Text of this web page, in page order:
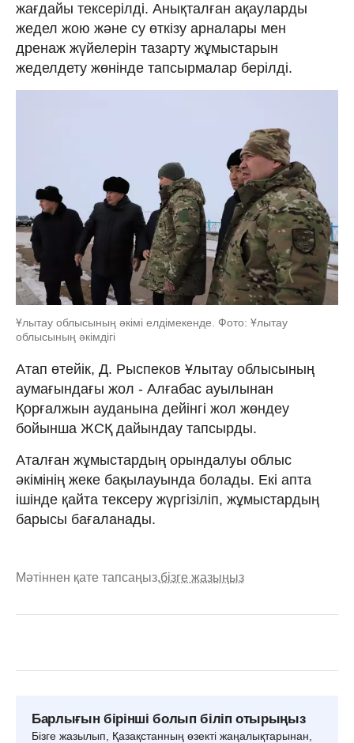
жағдайы тексерілді. Анықталған ақауларды
жедел жою және су өткізу арналары мен
дренаж жүйелерін тазарту жұмыстарын
жеделдету жөнінде тапсырмалар берілді.
Ұлытау облысының әкімі елдімекенде. Фото: Ұлытау
облысының әкімдігі
Атап өтейік, Д. Рыспеков Ұлытау облысының
аумағындағы жол - Алғабас ауылынан
Қорғалжын ауданына дейінгі жол жөндеу
бойынша ЖСҚ дайындау тапсырды.
Аталған жұмыстардың орындалуы облыс
әкімінің жеке бақылауында болады. Екі апта
ішінде қайта тексеру жүргізіліп, жұмыстардың
барысы бағаланады.
Мәтіннен қате тапсаңыз,бізге жазыңыз
Барлығын бірінші болып біліп отырыңыз
Бізге жазылып, Қазақстанның өзекті жаңалықтарынан,